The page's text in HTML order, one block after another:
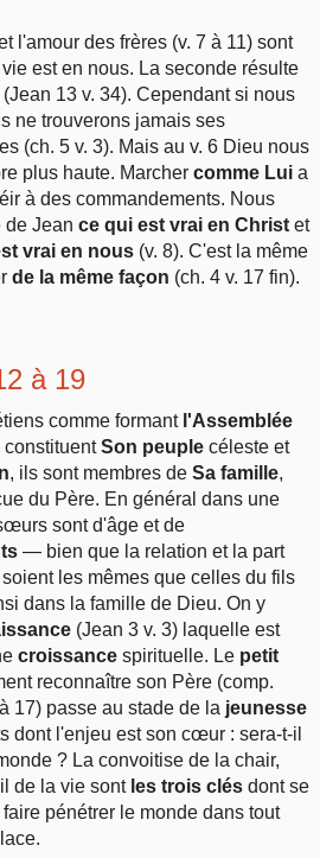
l'amour des frères (v. 7 à 11) sont
est en nous. La seconde résulte
13 v. 34). Cependant si nous
ne trouverons jamais ses
(ch. 5 v. 3). Mais au v. 6 Dieu nous
plus haute. Marcher comme Lui a
à des commandements. Nous
de Jean ce qui est vrai en Christ et
vrai en nous (v. 8). C'est la même
de la même façon (ch. 4 v. 17 fin).
à 19
comme formant l'Assemblée
constituentSon peuple céleste et
, ils sont membres de Sa famille,
du Père. En général dans une
sont d'âge et de
— bien que la relation et la part
les mêmes que celles du fils
dans la famille de Dieu. On y
(Jean 3 v. 3) laquelle est
croissance spirituelle. Le petit
reconnaître son Père (comp.
17) passe au stade de la jeunesse
dont l'enjeu est son cœur : sera-t-il
? La convoitise de la chair,
de la vie sont les trois clés dont se
pénétrer le monde dans tout